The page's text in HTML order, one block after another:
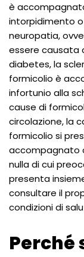
è
intorpidimento
neuropatia,
essere causata
diabetes, la
formicolio è
infortunio alla
cause di
circolazione, la
formicolio si
accompagnato
nulla di cui
presenta
consultare il
condizioni di
Perché